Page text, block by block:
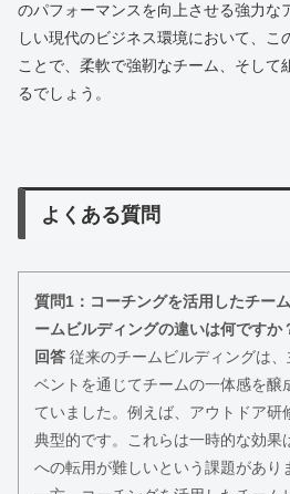
のパフォーマンスを向上させる強力な
しい現代のビジネス環境において、こ
ことで、柔軟で強靭なチーム、そして
るでしょう。
よくある質問
質問1：コーチングを活用したチー
ームビルディングの違いは何ですか
回答 従来のチームビルディングは
ベントを通じてチームの一体感を醸
ていました。例えば、アウトドア研
典型的です。これらは一時的な効果
への転用が難しいという課題があり